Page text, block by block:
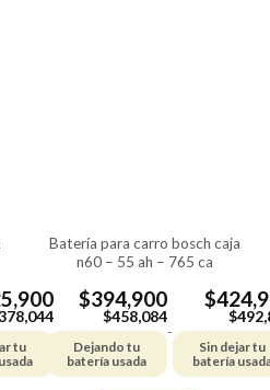
página
de
producto
tu
batería para carro bosch caja
n60 – 55 ah – 765 ca
$394,900
$458,084
Dejando tu
batería usada
-
$
$
Sin dejar tu
batería